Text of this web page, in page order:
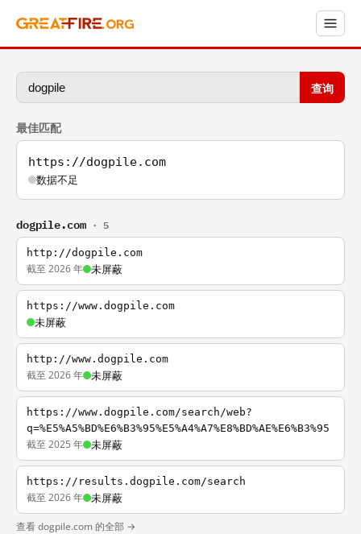
查询
最佳匹配
https://dogpile.com
数据不足
dogpile.com · 5
http://dogpile.com
截至 2026 年 未屏蔽
https://www.dogpile.com
未屏蔽
http://www.dogpile.com
截至 2026 年 未屏蔽
https://www.dogpile.com/search/web?
q=%E5%A5%BD%E6%B3%95%E5%A4%A7%E8%BD%AE%E6%B3%95
截至 2025 年 未屏蔽
https://results.dogpile.com/search
截至 2026 年 未屏蔽
查看 dogpile.com 的全部 →